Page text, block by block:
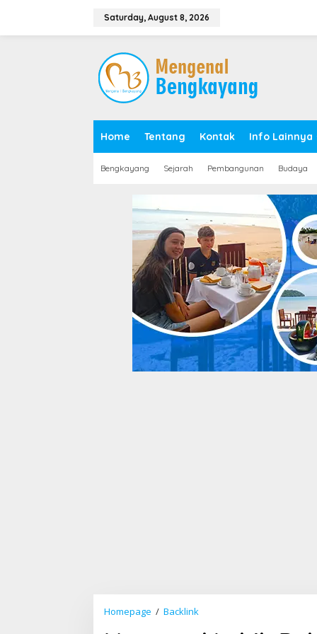
Saturday, August 8, 2026
Home Tentang Kontak Info Lainnya
Bengkayang Sejarah Pembangunan Budaya
Homepage / Backlink